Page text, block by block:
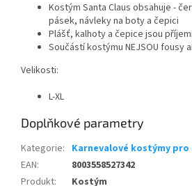
Kostým Santa Claus obsahuje -
pásek, návleky na boty a čepici
Plášť, kalhoty a čepice jsou
Součástí kostýmu NEJSOU fousy
Velikosti:
L-XL
Doplňkové parametry
Kategorie: Karnevalové kostýmy pro
EAN:
8003558527342
Produkt: Kostým